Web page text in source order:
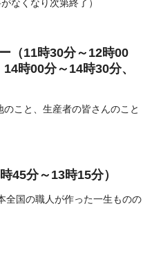
なくなり次第終了）
（11時30分～12時00
時00分～14時30分、
こと、生産者の皆さんのこと
45分～13時15分）
全国の職人が作った一生ものの